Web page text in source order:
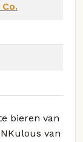
bieren van
van